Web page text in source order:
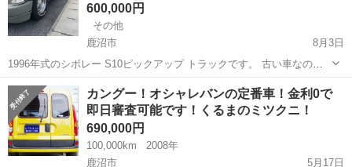
600,000円
その他
鹿沼市
8月3日
1996年式のシボレー S10ピックアップ トラックです。 古い車なので
ご理解ある方のみ入札お願いいたします。 走る止まるは問題ありませ
ん。 詳しい情報は質問欄にてコメントよろしくお願いします。
栃木 鹿沼市 その他
カングー！オシャレバンの定番車！金利0で
即日審査可能です！くるまのミツクニ！
690,000円
100,000km
2008年
鹿沼市
5月17日